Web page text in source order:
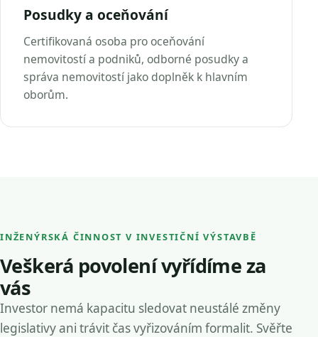
Posudky a oceňování
Certifikovaná osoba pro oceňování
nemovitostí a podniků, odborné posudky a
správa nemovitostí jako doplněk k hlavním
oborům.
INŽENÝRSKÁ ČINNOST V INVESTIČNÍ VÝSTAVBĚ
Veškerá povolení vyřídíme za
vás
Investor nemá kapacitu sledovat neustálé změny
legislativy ani trávit čas vyřizováním formalit. Svěřte